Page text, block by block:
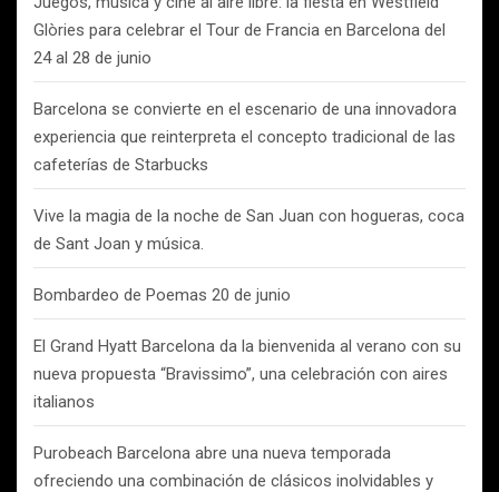
Glòries para celebrar el Tour de Francia en Barcelona del
24 al 28 de junio
Barcelona se convierte en el escenario de una innovadora
experiencia que reinterpreta el concepto tradicional de las
cafeterías de Starbucks
Vive la magia de la noche de San Juan con hogueras, coca
de Sant Joan y música.
Bombardeo de Poemas 20 de junio
El Grand Hyatt Barcelona da la bienvenida al verano con su
nueva propuesta “Bravissimo”, una celebración con aires
italianos
Purobeach Barcelona abre una nueva temporada
ofreciendo una combinación de clásicos inolvidables y